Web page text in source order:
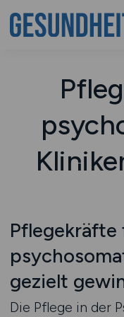
Pflegekräfte
gezielt
Die Pflege in der